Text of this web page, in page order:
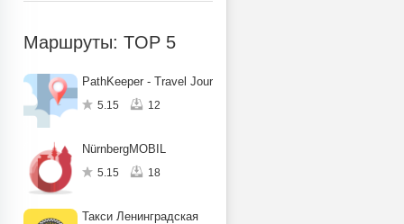
Маршруты: TOP 5
PathKeeper - Travel Journal
5.15 12
NürnbergMOBIL
5.15 18
Такси Ленинградская